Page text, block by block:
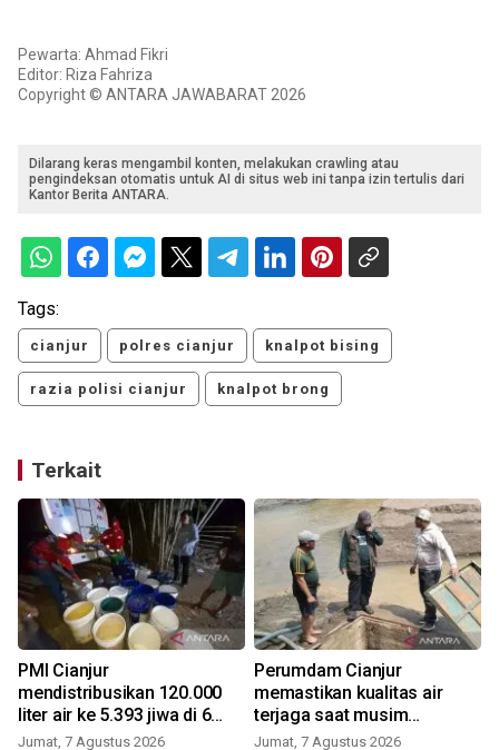
Pewarta: Ahmad Fikri
Editor: Riza Fahriza
Copyright © ANTARA JAWABARAT 2026
Dilarang keras mengambil konten, melakukan crawling atau
pengindeksan otomatis untuk AI di situs web ini tanpa izin tertulis dari
Kantor Berita ANTARA.
Tags:
cianjur polres cianjur knalpot bising
razia polisi cianjur knalpot brong
Terkait
PMI Cianjur
mendistribusikan 120.000
liter air ke 5.393 jiwa di 6
kecamatan
Jumat, 7 Agustus 2026
Perumdam Cianjur
memastikan kualitas air
terjaga saat musim
kemarau
Jumat, 7 Agustus 2026